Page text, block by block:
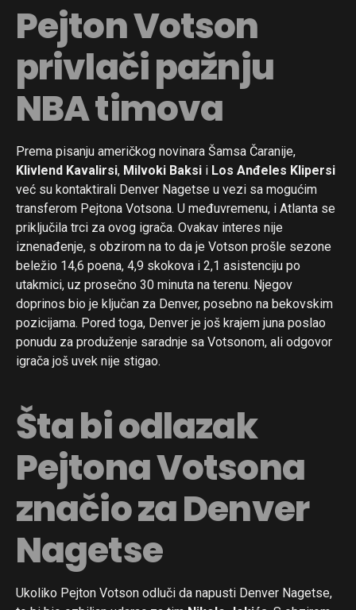
Pejton Votson
privlači pažnju
NBA timova
Prema pisanju američkog novinara Šamsa Čaranije,
Klivlend Kavalirsi, Milvoki Baksi i Los Anđeles Klipersi
već su kontaktirali Denver Nagetse u vezi sa mogućim
transferom Pejtona Votsona. U međuvremenu, i Atlanta se
priključila trci za ovog igrača. Ovakav interes nije
iznenađenje, s obzirom na to da je Votson prošle sezone
beležio 14,6 poena, 4,9 skokova i 2,1 asistenciju po
utakmici, uz prosečno 30 minuta na terenu. Njegov
doprinos bio je ključan za Denver, posebno na bekovskim
pozicijama. Pored toga, Denver je još krajem juna poslao
ponudu za produženje saradnje sa Votsonom, ali odgovor
igrača još uvek nije stigao.
Šta bi odlazak
Pejtona Votsona
značio za Denver
Nagetse
Ukoliko Pejton Votson odluči da napusti Denver Nagetse,